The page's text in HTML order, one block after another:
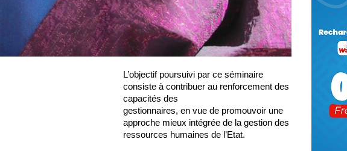
L’objectif poursuivi par ce séminaire
consiste à contribuer au renforcement des
capacités des
gestionnaires, en vue de promouvoir une
approche mieux intégrée de la gestion des
ressources humaines de l’Etat.